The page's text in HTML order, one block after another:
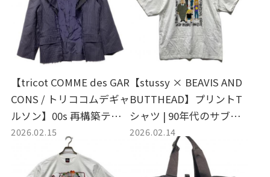
【tricot COMME des GAR
CONS / トリココムデギャ
ルソン】00s 再構築テー
ラードジャケット | 破壊
と再生が織りなす、反骨
のパンク・エレガンス
2026.02.15
【stussy × BEAVIS AND
BUTTHEAD】プリントT
シャツ | 90年代のサブカ
ルチャーがクロスオーバ
ーする至極の一着
2026.02.14